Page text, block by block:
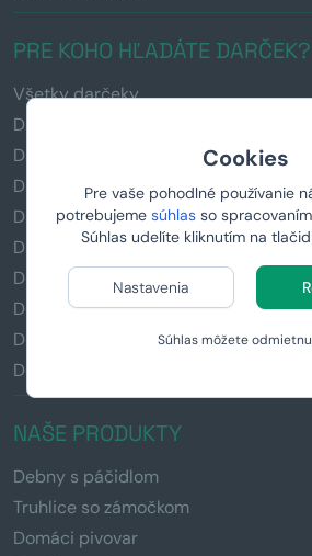
Cookies
Pre vaše pohodlné používanie
potrebujeme súhlas so
Súhlas udelíte kliknutím na
Nastavenia
Súhlas môžete
PRE KOHO HĽADÁTE DARČEK?
Všetky darčeky
Darčeky pre mužov
Darčeky pre ženy
Darčeky pre deti
Darčeky pre otecka
Darčeky pre mamičku
Debna pre pivára
Debna pre rybára
Debna pre milovníka kávy
Debna pre fitnesáka
NAŠE PRODUKTY
Debny s páčidlom
Truhlice so zámočkom
Domáci pivovar